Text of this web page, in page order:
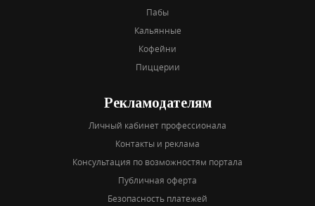
Пабы
Кальянные
Кофейни
Пиццерии
Рекламодателям
Личный кабинет профессионала
Контакты и реклама
Консультация по возможностям портала
Публичная оферта
Безопасность платежей